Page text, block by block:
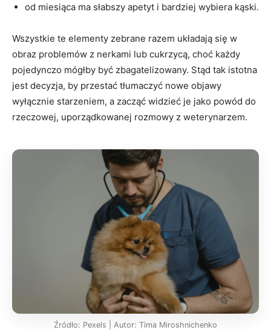
od miesiąca ma słabszy apetyt i bardziej wybiera kąski.
Wszystkie te elementy zebrane razem układają się w
obraz problemów z nerkami lub cukrzycą, choć każdy
pojedynczo mógłby być zbagatelizowany. Stąd tak istotna
jest decyzja, by przestać tłumaczyć nowe objawy
wyłącznie starzeniem, a zacząć widzieć je jako powód do
rzeczowej, uporządkowanej rozmowy z weterynarzem.
Źródło: Pexels | Autor: Tima Miroshnichenko